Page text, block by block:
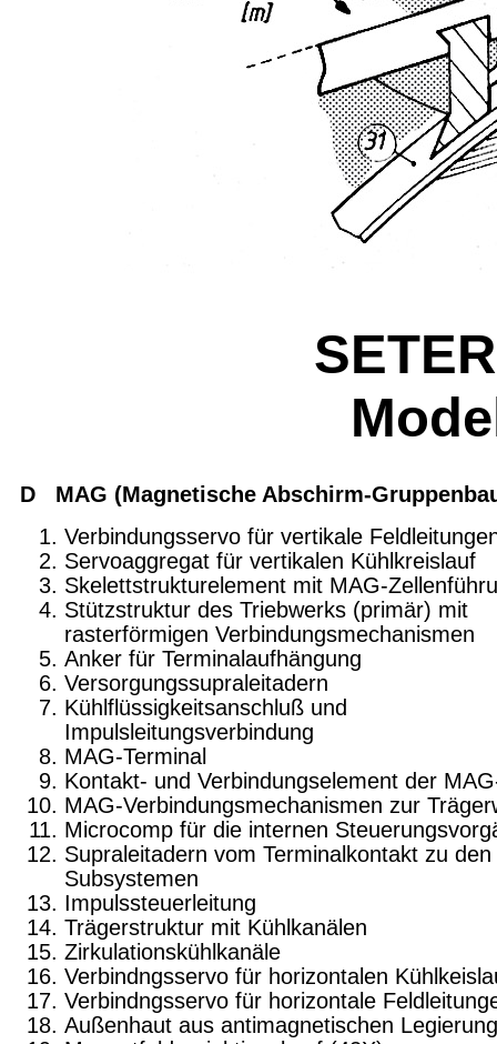
D MAG (Magnetische Abschirm-
Verbindungsservo für vertikale
Servoaggregat für vertikalen Kühlkreislauf
Skelettstrukturelement mit MAG-
Stützstruktur des Triebwerks (primär) mit
rasterförmigen Verbindungs­mechanismen
Anker für Terminalaufhängung
Versorgungssupraleitadern
Kühlflüssigkeitsanschluß und
Impulsleitungsverbindung
MAG-Terminal
Kontakt- und Verbindungselement der
MAG-Verbindungsmechanismen zur
Microcomp für die internen
Supraleitadern vom Terminalkontakt zu den
Subsystemen
Impulssteuerleitung
Trägerstruktur mit Kühlkanälen
Zirkulationskühlkanäle
Verbindngsservo für horizontalen
Verbindngsservo für horizontale
Außenhaut aus antimagnetischen